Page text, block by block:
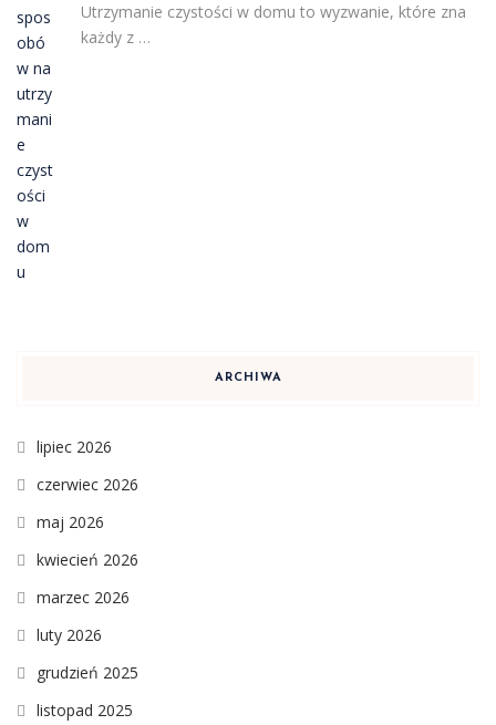
Utrzymanie czystości w domu to wyzwanie, które zna
każdy z …
ARCHIWA
lipiec 2026
czerwiec 2026
maj 2026
kwiecień 2026
marzec 2026
luty 2026
grudzień 2025
listopad 2025